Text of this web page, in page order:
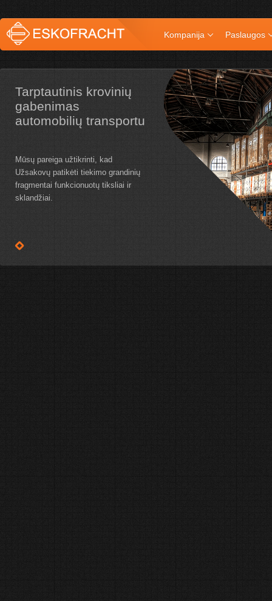
Kompanija Paslaugos
Tarptautinis krovinių
gabenimas
automobilių transportu
Mūsų pareiga užtikrinti, kad
Užsakovų patikėti tiekimo grandinių
fragmentai funkcionuotų tiksliai ir
sklandžiai.